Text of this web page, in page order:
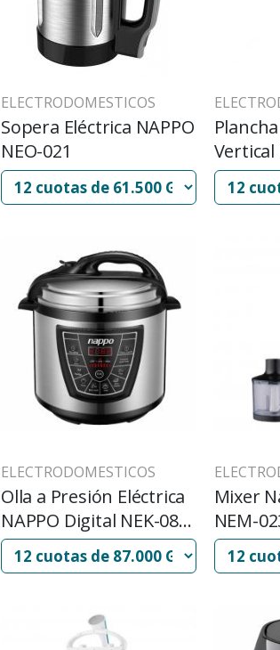
ELECTRODOMESTICOS
Sopera Eléctrica NAPPO
NEO-021
Vertical
031
ELECTRODOMESTICOS
Olla a Presión Eléctrica
NAPPO Digital NEK-085
5 litros
Mixer
NEM-